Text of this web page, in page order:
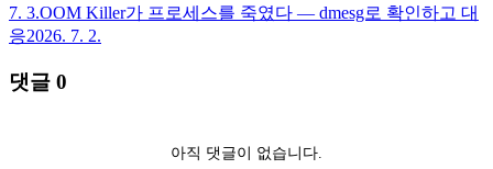
7. 3.OOM Killer가 프로세스를 죽였다 — dmesg로 확인하고 대
응2026. 7. 2.
댓글 0
아직 댓글이 없습니다.